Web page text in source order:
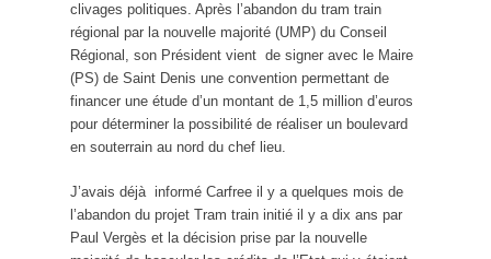
clivages politiques. Après l’abandon du tram train
régional par la nouvelle majorité (UMP) du Conseil
Régional, son Président vient de signer avec le Maire
(PS) de Saint Denis une convention permettant de
financer une étude d’un montant de 1,5 million d’euros
pour déterminer la possibilité de réaliser un boulevard
en souterrain au nord du chef lieu.
J’avais déjà informé Carfree il y a quelques mois de
l’abandon du projet Tram train initié il y a dix ans par
Paul Vergès et la décision prise par la nouvelle